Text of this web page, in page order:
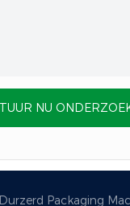
NU
Packaging